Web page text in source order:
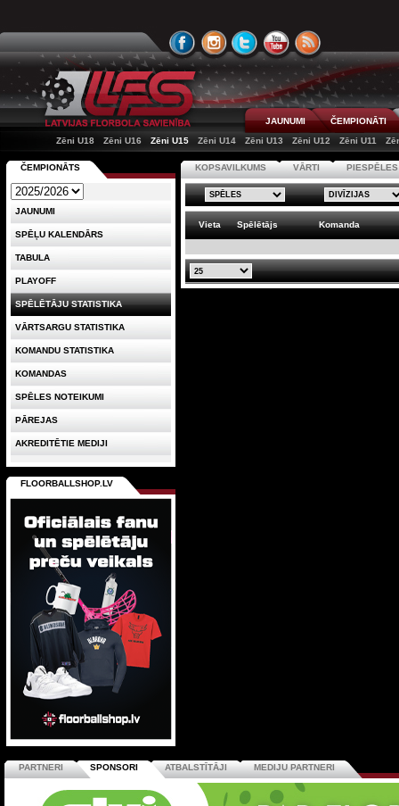
JAUNUMI
ČEMPIONĀTI
Zēni U18
Zēni U16 Zēni U15 Zēni U14 Zēni U13 Zēni U12 Zēni U11
KOPSAVILKUMS VĀRTI PIESPĒLES
Vieta Spēlētājs Komanda
ČEMPIONĀTS
JAUNUMI
SPĒĻU KALENDĀRS
TABULA
PLAYOFF
SPĒLĒTĀJU STATISTIKA
VĀRTSARGU STATISTIKA
KOMANDU STATISTIKA
KOMANDAS
SPĒLES NOTEIKUMI
PĀREJAS
AKREDITĒTIE MEDIJI
FLOORBALLSHOP.LV
PARTNERI SPONSORI ATBALSTĪTĀJI MEDIJU PARTNERI